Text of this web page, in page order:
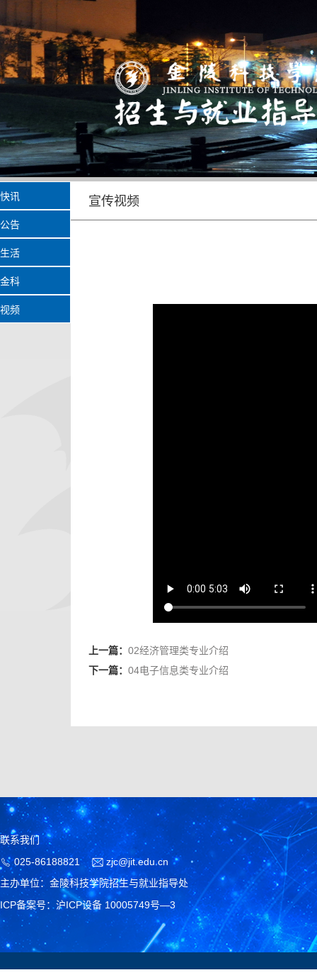
宣传视频
上一篇： 02经济管理类专业介绍
下一篇： 04电子信息类专业介绍
讯
告
活
科
频
联系我们
025-86188821
zjc@jit.edu.cn
主办单位：金陵科技学院招生与就业指导处
ICP备案号：沪ICP设备 10005749号—3